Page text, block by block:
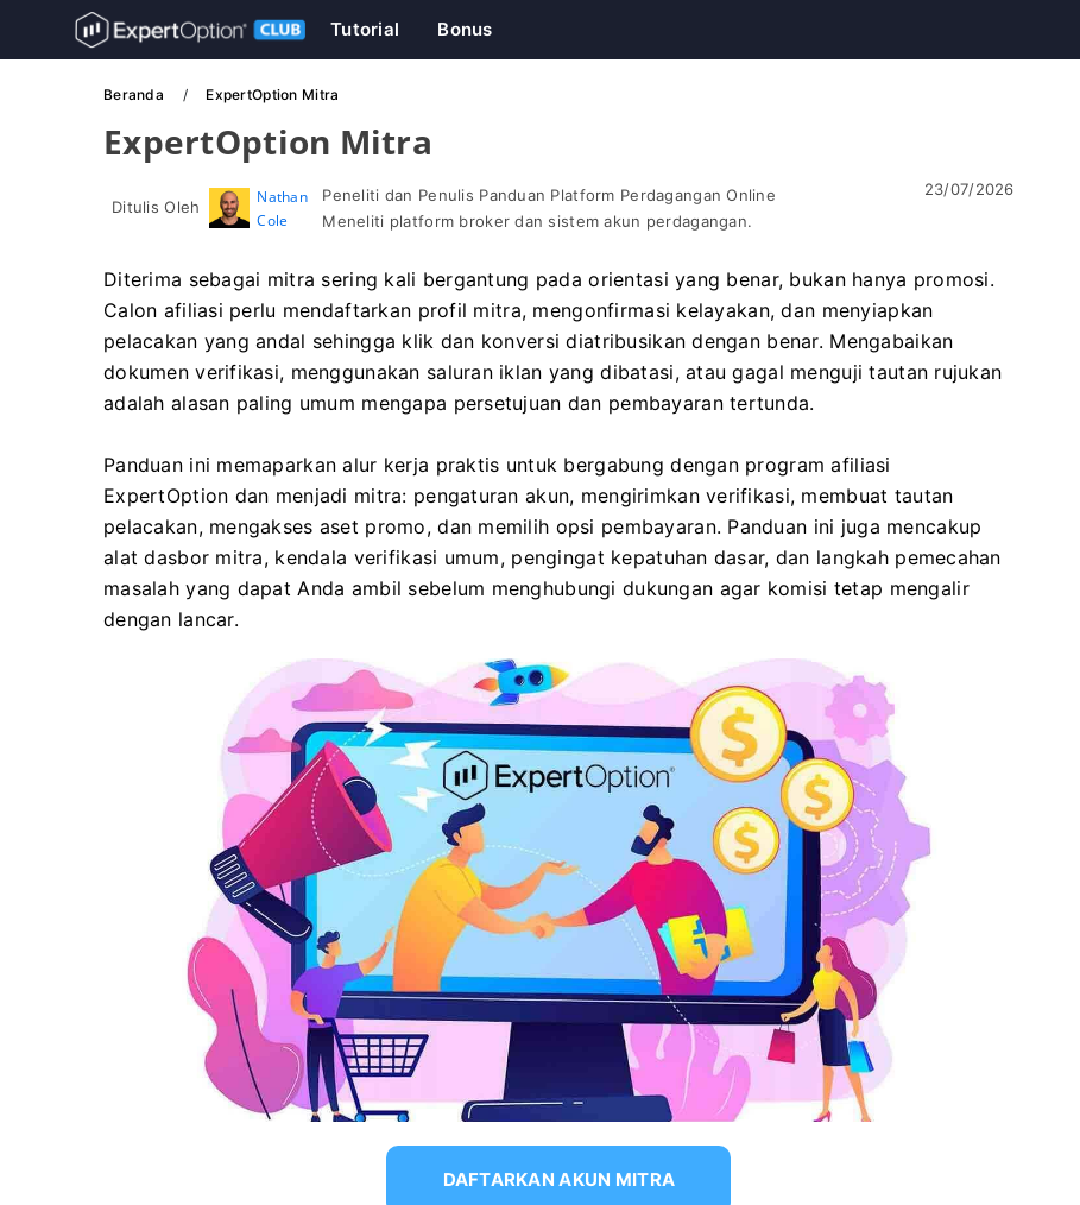
Tutorial Bonus
Beranda ExpertOption Mitra
ExpertOption Mitra
Ditulis Oleh
Nathan
Cole
Peneliti dan Penulis Panduan Platform Perdagangan Online
Meneliti platform broker dan sistem akun perdagangan.
23/07/2026
Diterima sebagai mitra sering kali bergantung pada orientasi yang benar, bukan hanya promosi.
Calon afiliasi perlu mendaftarkan profil mitra, mengonfirmasi kelayakan, dan menyiapkan
pelacakan yang andal sehingga klik dan konversi diatribusikan dengan benar. Mengabaikan
dokumen verifikasi, menggunakan saluran iklan yang dibatasi, atau gagal menguji tautan rujukan
adalah alasan paling umum mengapa persetujuan dan pembayaran tertunda.
Panduan ini memaparkan alur kerja praktis untuk bergabung dengan program afiliasi
ExpertOption dan menjadi mitra: pengaturan akun, mengirimkan verifikasi, membuat tautan
pelacakan, mengakses aset promo, dan memilih opsi pembayaran. Panduan ini juga mencakup
alat dasbor mitra, kendala verifikasi umum, pengingat kepatuhan dasar, dan langkah pemecahan
masalah yang dapat Anda ambil sebelum menghubungi dukungan agar komisi tetap mengalir
dengan lancar.
DAFTARKAN AKUN MITRA